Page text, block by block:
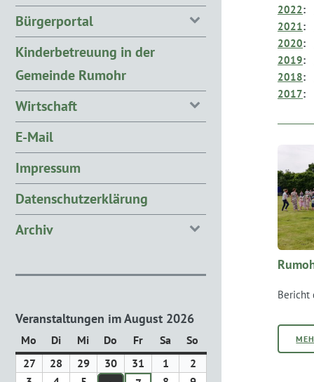
2022:
2021:
2020:
2019:
2018:
2017:
Bericht
Bürgerportal
Kinderbetreuung in der
Gemeinde Rumohr
Wirtschaft
E-Mail
Impressum
Datenschutzerklärung
Archiv
Veranstaltungen im August 2026
Mo Montag
DiDienstag
Mi Mittwoch
Do Donnerstag
FrFreitag
Sa Samstag
So
2727. 28 29 30 31 1 2